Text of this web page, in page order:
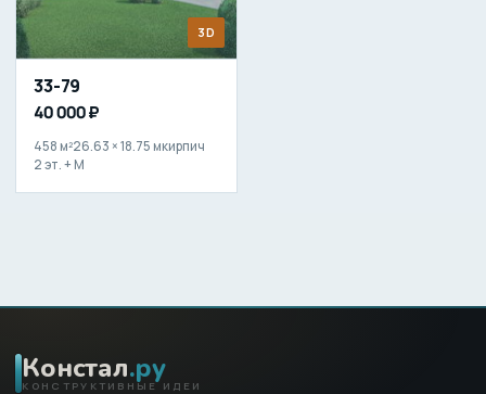
3D
33-79
40 000 ₽
458 м²26.63 × 18.75 мкирпич
2 эт. + М
Констал.ру
КОНСТРУКТИВНЫЕ ИДЕИ